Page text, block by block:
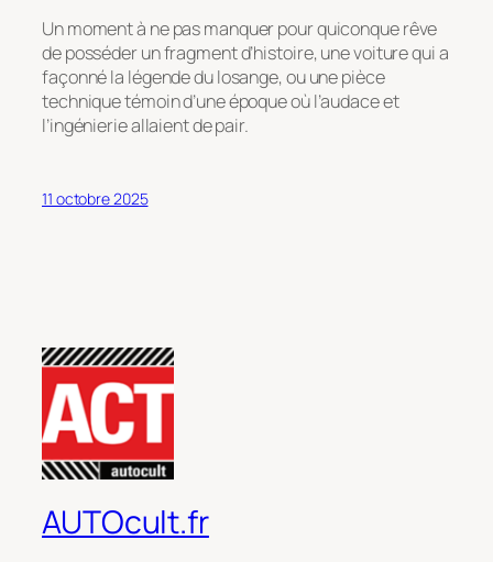
Un moment à ne pas manquer pour quiconque rêve
de posséder un fragment d’histoire, une voiture qui a
façonné la légende du losange, ou une pièce
technique témoin d’une époque où l’audace et
l’ingénierie allaient de pair.
11 octobre 2025
AUTOcult.fr